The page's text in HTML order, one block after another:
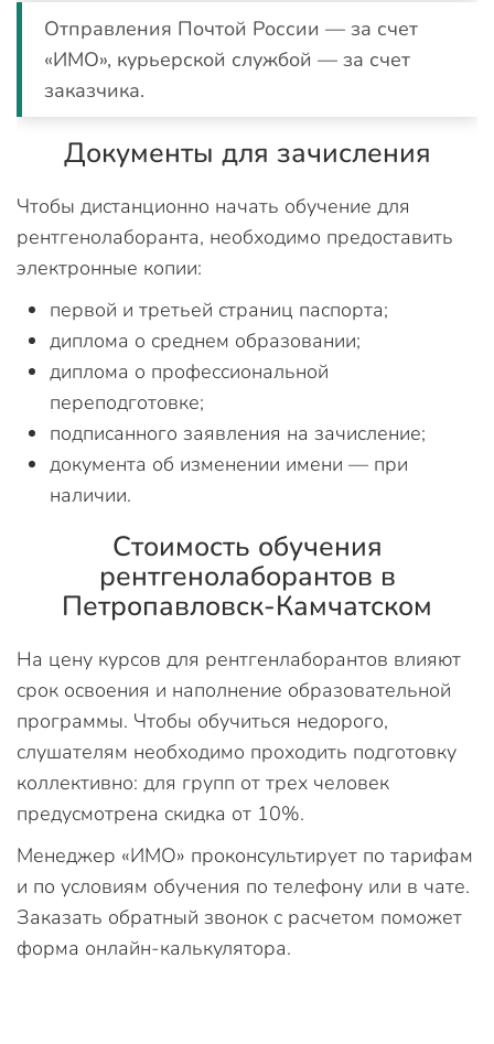
Отправления Почтой России — за счет
«ИМО», курьерской службой — за счет
заказчика.
Документы для зачисления
Чтобы дистанционно начать обучение для
рентгенолаборанта, необходимо предоставить
электронные копии:
первой и третьей страниц паспорта;
диплома о среднем образовании;
диплома о профессиональной
переподготовке;
подписанного заявления на зачисление;
документа об изменении имени — при
наличии.
Стоимость обучения
рентгенолаборантов в
Петропавловск-Камчатском
На цену курсов для рентгенлаборантов влияют
срок освоения и наполнение образовательной
программы. Чтобы обучиться недорого,
слушателям необходимо проходить подготовку
коллективно: для групп от трех человек
предусмотрена скидка от 10%.
Менеджер «ИМО» проконсультирует по тарифам
и по условиям обучения по телефону или в чате.
Заказать обратный звонок с расчетом поможет
форма онлайн-калькулятора.